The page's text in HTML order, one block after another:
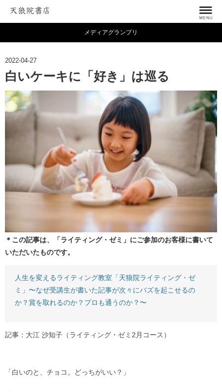
メディアグランプリ
2022-04-27
白いケーキに「好き」は巡る
＊この記事は、「ライティング・ゼミ」にご参加のお客様に書いて
いただいたものです。
人生を変えるライティング教室「天狼院ライティング・ゼ
ミ」〜なぜ受講生が書いた記事が次々にバズを起こせるの
か？賞を取れるのか？プロも通うのか？〜
記事：大江 沙知子（ライティング・ゼミ2月コース）
「白いのと、チョコ。どっちがいい？」